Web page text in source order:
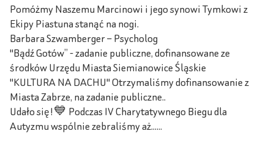
Pomóżmy Naszemu Marcinowi i jego synowi Tymkowi z
Ekipy Piastuna stanąć na nogi.
Barbara Szwamberger – Psycholog
"Bądź Gotów” - zadanie publiczne, dofinansowane ze
środków Urzędu Miasta Siemianowice Śląskie
"KULTURA NA DACHU" Otrzymaliśmy dofinansowanie z
Miasta Zabrze, na zadanie publiczne..
Udało się!💙 Podczas IV Charytatywnego Biegu dla
Autyzmu wspólnie zebraliśmy aż......